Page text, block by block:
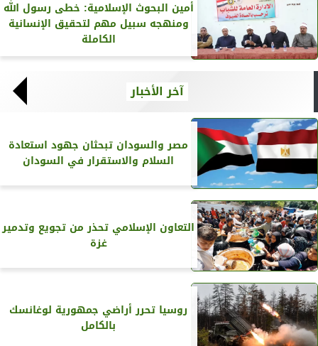
أمين البحوث الإسلامية: خطى رسول الله
ومنهجه سبيل مهم لتحقيق الإنسانية
الكاملة
آخر الأخبار
مصر والسودان تبحثان جهود استعادة
السلام والاستقرار في السودان
التعاون الإسلامي تحذر من تجويع وتدمير
غزة
روسيا تحرر أراضي جمهورية لوغانسك
بالكامل